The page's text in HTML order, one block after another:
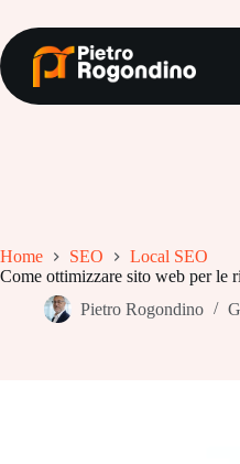
contenuto
Home SEO
Local SEO
Come ottimizzare sito web per le
Pietro Rogondino